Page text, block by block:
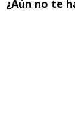
¿Aún no te